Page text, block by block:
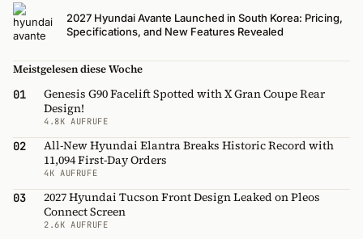
2027 Hyundai Avante Launched in South Korea: Pricing,
Specifications, and New Features Revealed
Meistgelesen diese Woche
01
Genesis G90 Facelift Spotted with X Gran Coupe Rear
Design!
4.8K AUFRUFE
02
All-New Hyundai Elantra Breaks Historic Record with
11,094 First-Day Orders
4K AUFRUFE
03
2027 Hyundai Tucson Front Design Leaked on Pleos
Connect Screen
2.6K AUFRUFE